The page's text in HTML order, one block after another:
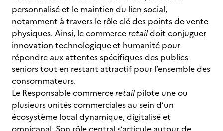
personnalisé et le maintien du lien social,
notamment à travers le rôle clé des points de vente
physiques. Ainsi, le commerceretaildoit conjuguer
innovation technologique et humanité pour
répondre aux attentes spécifiques des publics
seniors tout en restant attractif pour l’ensemble des
consommateurs.
Le Responsable commerceretail pilote une ou
plusieurs unités commerciales au sein d’un
écosystème local dynamique, digitalisé et
omnicanal. Son rôle central s’articule autour de